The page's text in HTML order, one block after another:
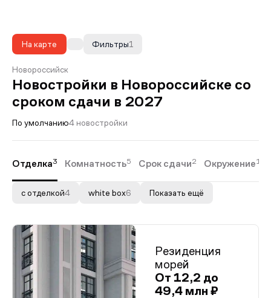
На карте 1
Фильтры
Новороссийск
Новостройки в Новороссийске со
сроком сдачи в 2027
По умолчанию4 новостройки
Отделка3 Комнатность5 Срок сдачи2 Окружение1
с отделкой4 white box6 Показать ещё
Резиденция
морей
От 12,2 до
49,4 млн ₽